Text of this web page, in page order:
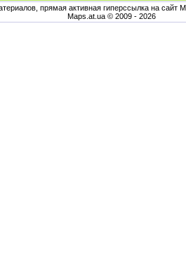
прямая активная гиперссылка на сайт
Maps.at.ua © 2009 - 2026